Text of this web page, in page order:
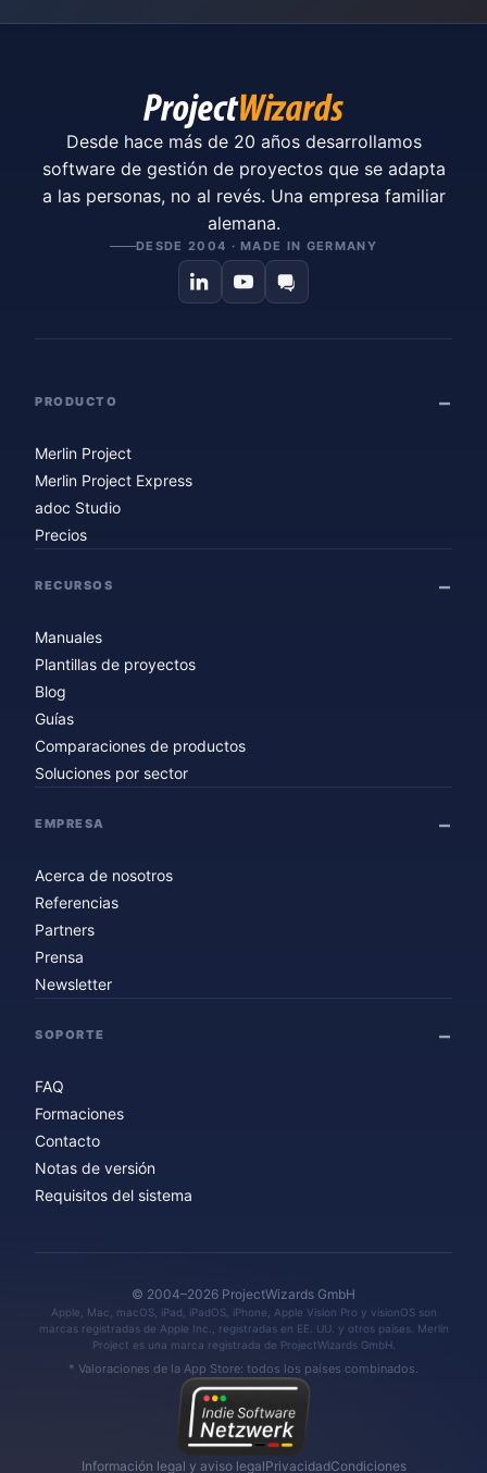
Desde hace más de 20 años desarrollamos
software de gestión de proyectos que se adapta
a las personas, no al revés. Una empresa familiar
alemana.
DESDE 2004 · MADE IN GERMANY
PRODUCTO
Merlin Project
Merlin Project Express
adoc Studio
Precios
RECURSOS
Manuales
Plantillas de proyectos
Blog
Guías
Comparaciones de productos
Soluciones por sector
EMPRESA
Acerca de nosotros
Referencias
Partners
Prensa
Newsletter
SOPORTE
FAQ
Formaciones
Contacto
Notas de versión
Requisitos del sistema
© 2004–2026 ProjectWizards GmbH
Apple, Mac, macOS, iPad, iPadOS, iPhone, Apple Vision Pro y visionOS son
marcas registradas de Apple Inc., registradas en EE. UU. y otros países. Merlin
Project es una marca registrada de ProjectWizards GmbH.
* Valoraciones de la App Store: todos los países combinados.
Información legal y aviso legalPrivacidadCondiciones